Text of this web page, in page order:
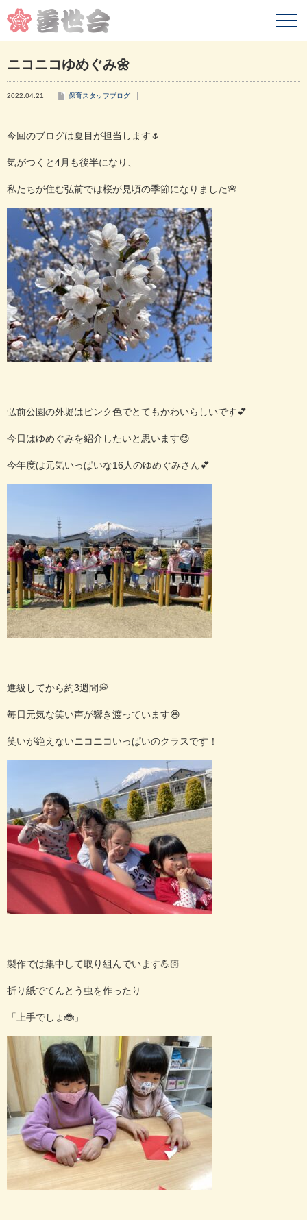
ニコニコゆめぐみ🌼
2022.04.21 保育スタッフブログ
今回のブログは夏目が担当します🌷
気がつくと4月も後半になり、
私たちが住む弘前では桜が見頃の季節になりました🌸
弘前公園の外堀はピンク色でとてもかわいらしいです💕
今日はゆめぐみを紹介したいと思います😊
今年度は元気いっぱいな16人のゆめぐみさん💕
進級してから約3週間💭
毎日元気な笑い声が響き渡っています😆
笑いが絶えないニコニコいっぱいのクラスです！
製作では集中して取り組んでいます💪🏻
折り紙でてんとう虫を作ったり
「上手でしょ🐞 」